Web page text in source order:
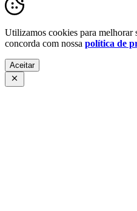
Utilizamos cookies para melhorar
concorda com nossa política de
Aceitar